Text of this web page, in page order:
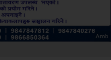
ksbus